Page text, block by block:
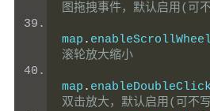
图拖拽事件，默认启用(可
map .
滚轮放大缩小
map .
双击放大，默认启用(可不